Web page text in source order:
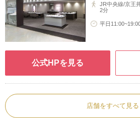
JR中央線/京王
2分
平日
公式HPを見る
店舗をすべて見る